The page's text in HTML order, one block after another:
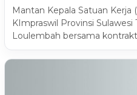
Mantan Kepala Satuan Kerja
KImpraswil Provinsi
Loulembah bersama